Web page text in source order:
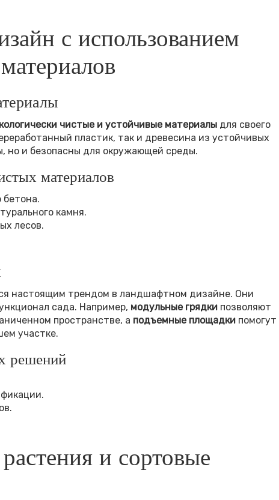
с использованием
чистые и устойчивые материалы для своего
пластик, так и древесина из устойчивых
но и безопасны для окружающей среды.
материалов
бетона.
камня.
лесов.
настоящим трендом в ландшафтном дизайне. Они
сада. Например, модульные грядки позволяют
пространстве, а подъемные площадки помогут
участке.
решений
и сортовые